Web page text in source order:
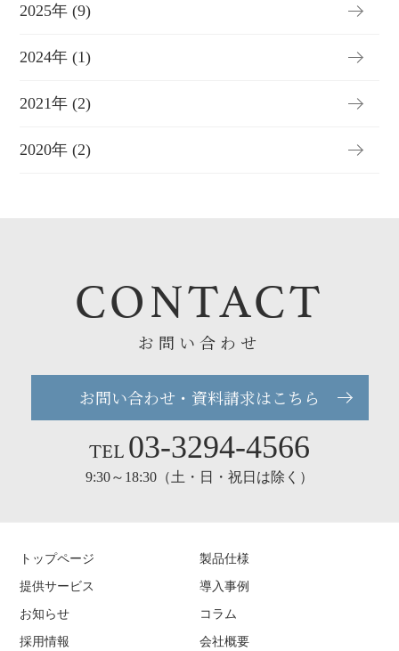
2025年 (9)
2024年 (1)
2021年 (2)
2020年 (2)
CONTACT
お問い合わせ
お問い合わせ・資料請求はこちら
TEL03-3294-4566
9:30～18:30（土・日・祝日は除く）
トップページ
製品仕様
提供サービス
導入事例
お知らせ
コラム
採用情報
会社概要